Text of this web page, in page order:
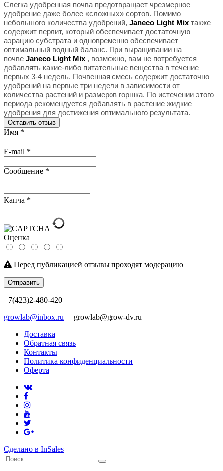
Слегка удобренная почва предотвращает чрезмерное
удобрение даже более «сложных» сортов. Помимо
небольшого количества удобрений, Janeco Light Mix также
содержит перлит, который обеспечивает достаточную
аэрацию субстрата и одновременно обеспечивает
оптимальный водный баланс. При выращивании на
почве Janeco Light Mix , возможно, вам не потребуется
добавлять какие-либо питательные вещества в течение
первых 3-4 недель. Почвенная смесь содержит достаточно
удобрений на первые три недели в зависимости от
количества растений и размеров горшка. По истечении этого
периода рекомендуется добавлять в растение жидкие
удобрения для достижения оптимального результата.
Оставить отзыв
Имя *
E-mail *
Сообщение *
Капча *
Оценка
Перед публикацией отзывы проходят модерацию
Отправить
+7(423)2-480-420
growlab@inbox.ru growlab@grow-dv.ru
Доставка
Обратная связь
Контакты
Политика конфиденциальности
Оферта
Сделано в InSales